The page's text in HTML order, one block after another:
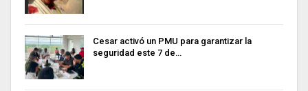
Cesar activó un PMU para garantizar la
seguridad este 7 de…